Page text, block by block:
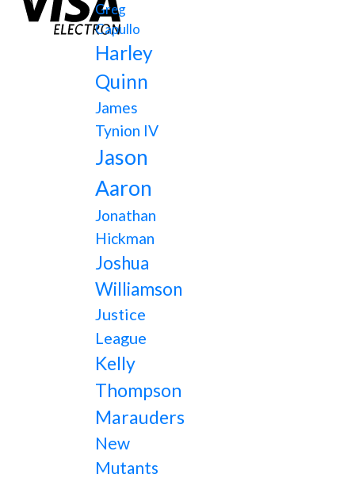
Greg
Capullo
Harley
Quinn
James
Tynion IV
Jason
Aaron
Jonathan
Hickman
Joshua
Williamson
Justice
League
Kelly
Thompson
Marauders
New
Mutants